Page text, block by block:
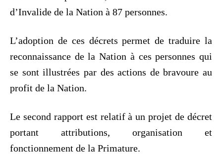
d’Invalide de la Nation à 87 personnes.
L’adoption de ces décrets permet de traduire la
reconnaissance de la Nation à ces personnes qui
se sont illustrées par des actions de bravoure au
profit de la Nation.
Le second rapport est relatif à un projet de décret
portant attributions, organisation et
fonctionnement de la Primature.